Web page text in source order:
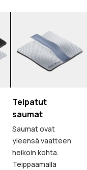
Teipatut
saumat
Saumat ovat
yleensä vaatteen
heikoin kohta.
Teippaamalla